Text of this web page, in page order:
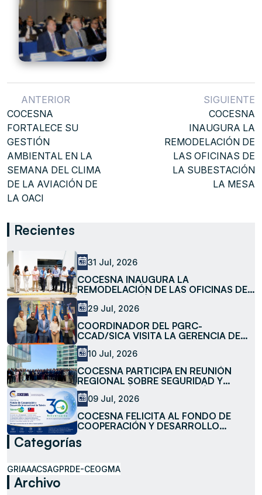
ANTERIOR
COCESNA
FORTALECE SU
GESTIÓN
AMBIENTAL EN LA
SEMANA DEL CLIMA
DE LA AVIACIÓN DE
LA OACI
SIGUIENTE
COCESNA
INAUGURA LA
REMODELACIÓN DE
LAS OFICINAS DE
LA SUBESTACIÓN
LA MESA
Recientes
31 Jul, 2026
COCESNA INAUGURA LA
REMODELACIÓN DE LAS OFICINAS DE
LA SUBESTACIÓN LA MESA
29 Jul, 2026
COORDINADOR DEL PGRC-
CCAD/SICA VISITA LA GERENCIA DE
MEDIO AMBIENTE DE COCESNA
10 Jul, 2026
COCESNA PARTICIPA EN REUNIÓN
REGIONAL SOBRE SEGURIDAD Y
FACILITACIÓN DE LA AVIACIÓN
09 Jul, 2026
COCESNA FELICITA AL FONDO DE
COOPERACIÓN Y DESARROLLO
(TAIWANICDF) EN SU 30 ANIVERSARIO
Categorías
GRIAAACSAGPRDE-CEOGMA
Archivo